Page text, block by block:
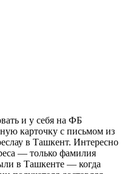
и у себя на ФБ
карточку с письмом из
в Ташкент. Интересно
— только фамилия
в Ташкенте — когда